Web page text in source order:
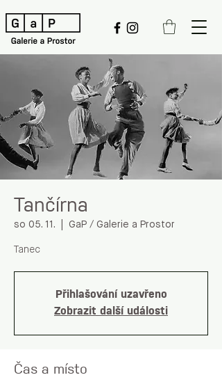
Tančírna
so 05. 11. GaP / Galerie a Prostor
Tanec
Přihlašování uzavřeno
Zobrazit další události
Čas a místo